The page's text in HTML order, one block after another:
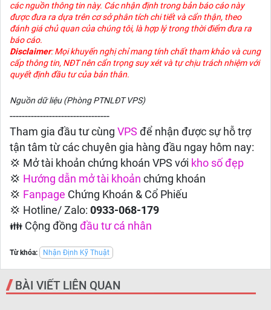
các nguồn thông tin này. Các nhận định trong bản báo cáo này
được đưa ra dựa trên cơ sở phân tích chi tiết và cẩn thận, theo
đánh giá chủ quan của chúng tôi, là hợp lý trong thời điểm đưa ra
báo cáo.
Disclaimer: Mọi khuyến nghị chỉ mang tính chất tham khảo và cung
cấp thông tin, NĐT nên cẩn trọng suy xét và tự chịu trách nhiệm với
quyết định đầu tư của bản thân.
Nguồn dữ liệu (Phòng PTNLĐT VPS)
---------------------------------
Tham gia đầu tư cùng VPS để nhận được sự hỗ trợ
tận tâm từ các chuyên gia hàng đầu ngay hôm nay:
💢 Mở tài khoản chứng khoán VPS với kho số đẹp
💢 Hướng dẫn mở tài khoản chứng khoán
💢 Fanpage Chứng Khoán & Cổ Phiếu
💢 Hotline/ Zalo: 0933-068-179
👪 Cộng đồng đầu tư cá nhân
Từ khóa: Nhận Định Kỹ Thuật
BÀI VIẾT LIÊN QUAN